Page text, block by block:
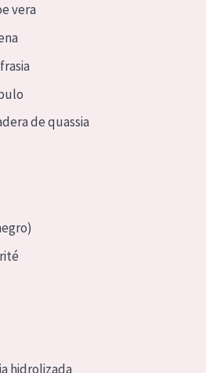
vera
de quassia
hidrolizada